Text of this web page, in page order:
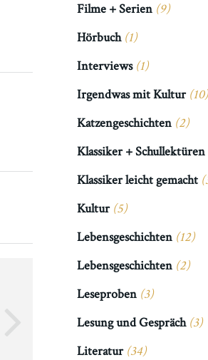
Filme + Serien (9)
Hörbuch(1)
Interviews(1)
Irgendwas mit Kultur(10)
Katzengeschichten (2)
Klassiker + Schullektüren
Klassiker leicht gemacht
Kultur(5)
Lebensgeschichten (12)
Lebensgeschichten (2)
Leseproben (3)
Lesung und Gespräch(3)
Literatur(34)